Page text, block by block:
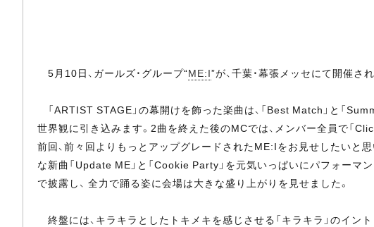
5月10日、ガールズ・グループ“ME:I”が、千葉・幕張メッセにて開催さ
「ARTIST STAGE」の幕開けを飾った楽曲は、「Best Match」と「
世界観に引き込みます。2曲を終えた後のMCでは、メンバー全員で「
前回、前々回よりもっとアップグレードされたME:Iをお見せしたいと
な新曲「Update ME」と「Cookie Party」を元気いっぱいにパフォー
で披露し、 全力で踊る姿に会場は大きな盛り上がりを見せました。
終盤には、キラキラとしたトキメキを感じさせる「キラキラ」のイン